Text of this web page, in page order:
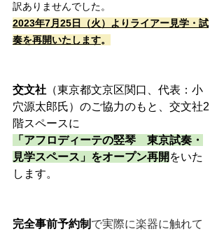
訳ありませんでした。
2023年7月25日（火）よりライアー見学・試
奏を再開いたします。
交文社 （東京都文京区関口、代表：小
穴源太郎氏）のご協力のもと、交文社2
階スペースに
「アフロディーテの竪琴　東京試奏・
見学スペース」をオープン再開 をいた
します。
完全事前予約制 で実際に楽器に触れて